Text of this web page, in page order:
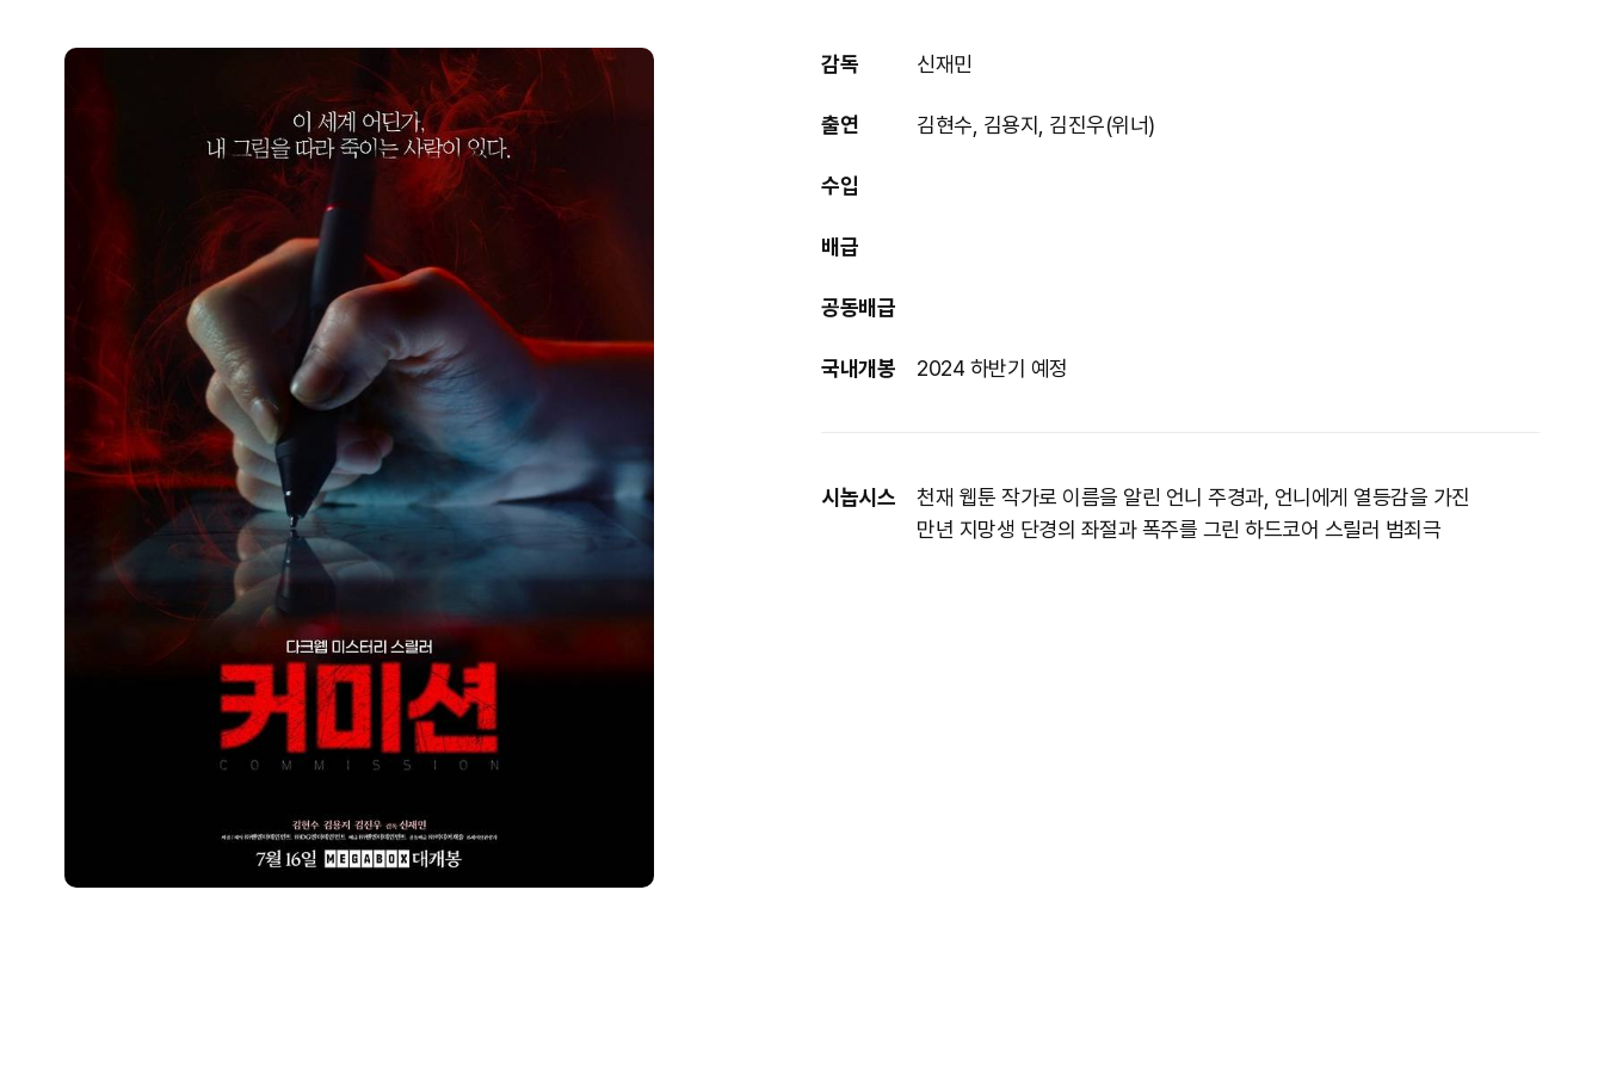
감독 신재민
출연 김현수, 김용지, 김진우(위너)
수입
배급
공동배급
국내개봉 2024 하반기 예정
시놉시스
천재 웹툰 작가로 이름을 알린 언니 주경과, 언니에게 열등감을 가진
만년 지망생 단경의 좌절과 폭주를 그린 하드코어 스릴러 범죄극